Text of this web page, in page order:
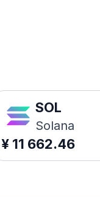
SOL
Solana
¥ 11 662.46